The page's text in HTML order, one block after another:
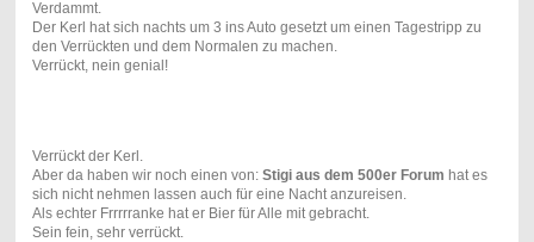
Verdammt.
Der Kerl hat sich nachts um 3 ins Auto gesetzt um einen Tagestripp zu
den Verrückten und dem Normalen zu machen.
Verrückt, nein genial!
Verrückt der Kerl.
Aber da haben wir noch einen von: Stigi aus dem 500er Forum hat es
sich nicht nehmen lassen auch für eine Nacht anzureisen.
Als echter Frrrrranke hat er Bier für Alle mit gebracht.
Sein fein, sehr verrückt.